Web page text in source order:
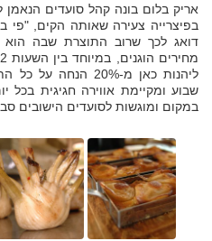
אריק בלום בונה קהל סועדים
בפיצרייה צעירה שאותה הקים,
דואג לכך שרוב התוצרת שבה
ליהנות כאן מ-20%
שבוע ומקיימת אווירה חגיגית
במקום ומוגשות לסועדים הישובים